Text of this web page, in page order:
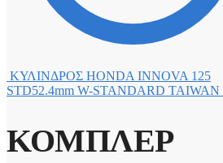
ΚΥΛΙΝΔΡΟΣ HONDA INNOVA 125
STD52.4mm W-STANDARD TAIWAN
ΚΟΜΠΛΕΡ